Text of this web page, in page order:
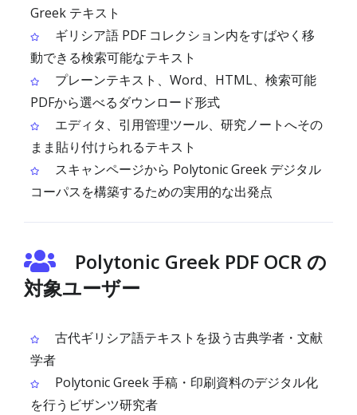
Greek テキスト
ギリシア語 PDF コレクション内をすばやく移
動できる検索可能なテキスト
プレーンテキスト、Word、HTML、検索可能
PDFから選べるダウンロード形式
エディタ、引用管理ツール、研究ノートへその
まま貼り付けられるテキスト
スキャンページから Polytonic Greek デジタル
コーパスを構築するための実用的な出発点
Polytonic Greek PDF OCR の
対象ユーザー
古代ギリシア語テキストを扱う古典学者・文献
学者
Polytonic Greek 手稿・印刷資料のデジタル化
を行うビザンツ研究者